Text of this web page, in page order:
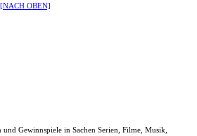
[NACH OBEN]
und Gewinnspiele in Sachen Serien, Filme, Musik,